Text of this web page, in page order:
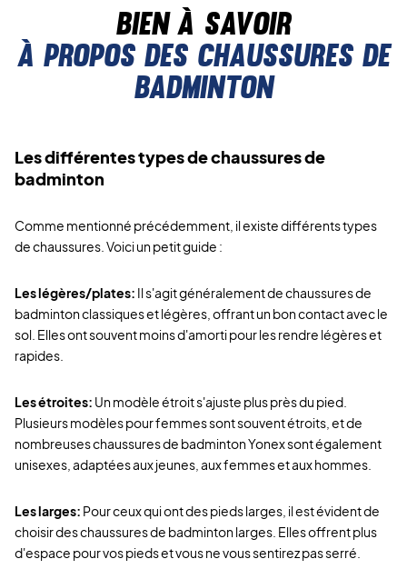
Bien à savoir
À propos des chaussures de
badminton
Les différentes types de chaussures de
badminton
Comme mentionné précédemment, il existe différents types
de chaussures. Voici un petit guide :
Les légères/plates: Il s'agit généralement de chaussures de
badminton classiques et légères, offrant un bon contact avec le
sol. Elles ont souvent moins d'amorti pour les rendre légères et
rapides.
Les étroites: Un modèle étroit s'ajuste plus près du pied.
Plusieurs modèles pour femmes sont souvent étroits, et de
nombreuses chaussures de badminton Yonex sont également
unisexes, adaptées aux jeunes, aux femmes et aux hommes.
Les larges: Pour ceux qui ont des pieds larges, il est évident de
choisir des chaussures de badminton larges. Elles offrent plus
d'espace pour vos pieds et vous ne vous sentirez pas serré.